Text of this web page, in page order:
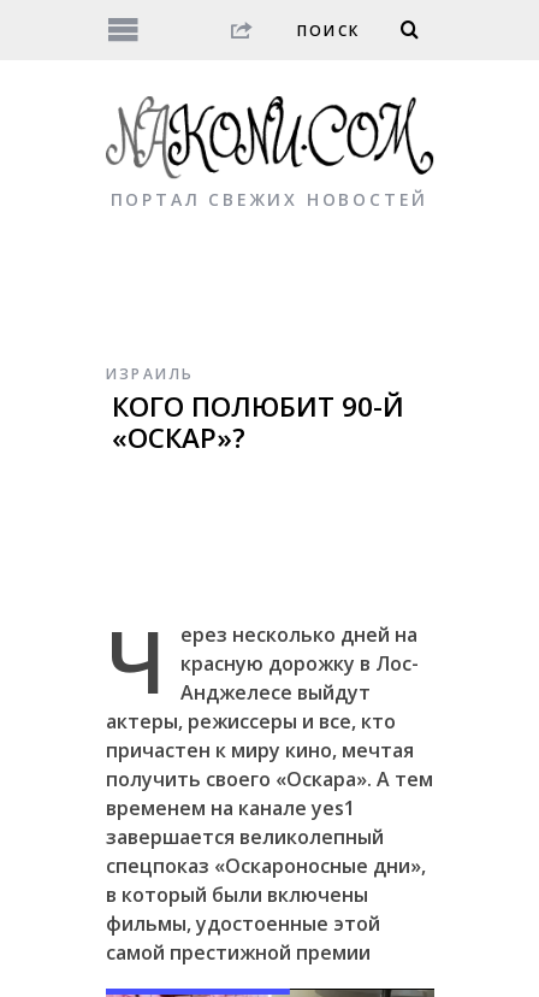
ПОРТАЛ СВЕЖИХ НОВОСТЕЙ
ИЗРАИЛЬ
КОГО ПОЛЮБИТ 90-Й
«ОСКАР»?
Ч
ерез несколько дней на
красную дорожку в Лос-
Анджелесе выйдут
актеры, режиссеры и все, кто
причастен к миру кино, мечтая
получить своего «Оскара». А тем
временем на каналеyes1
завершается великолепный
спецпоказ «Оскароносные дни»,
в который были включены
фильмы, удостоенные этой
самой престижной премии